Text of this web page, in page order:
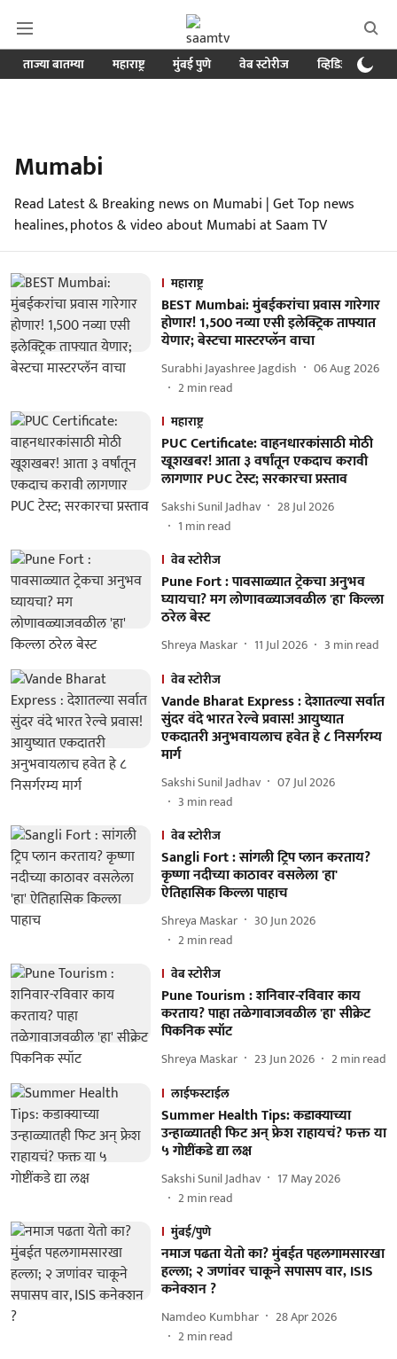
ताज्या बातम्या महाराष्ट्र मुंबई पुणे वेब स्टोरीज व्हिडिओ
Mumabi
Read Latest & Breaking news on Mumabi | Get Top news
healines, photos & video about Mumabi at Saam TV
महाराष्ट्र
BEST Mumbai: मुंबईकरांचा प्रवास गारेगार
होणार! 1,500 नव्या एसी इलेक्ट्रिक ताफ्यात
येणार; बेस्टचा मास्टरप्लॅन वाचा
Surabhi Jayashree Jagdish
06 Aug 2026
2min read
महाराष्ट्र
PUC Certificate: वाहनधारकांसाठी मोठी
खूशखबर! आता ३ वर्षांतून एकदाच करावी
लागणार PUC टेस्ट; सरकारचा प्रस्ताव
Sakshi Sunil Jadhav
28 Jul 2026
1 min read
वेब स्टोरीज
Pune Fort : पावसाळ्यात ट्रेकचा अनुभव
घ्यायचा? मग लोणावळ्याजवळील 'हा' किल्ला
ठरेल बेस्ट
Shreya Maskar 11 Jul 2026 3 min read
वेब स्टोरीज
Vande Bharat Express : देशातल्या सर्वात
सुंदर वंदे भारत रेल्वे प्रवास! आयुष्यात
एकदातरी अनुभवायलाच हवेत हे ८ निसर्गरम्य
मार्ग
Sakshi Sunil Jadhav
07 Jul 2026
3 min read
वेब स्टोरीज
Sangli Fort : सांगली ट्रिप प्लान करताय?
कृष्णा नदीच्या काठावर वसलेला 'हा'
ऐतिहासिक किल्ला पाहाच
Shreya Maskar
30 Jun 2026
2min read
वेब स्टोरीज
Pune Tourism : शनिवार-रविवार काय
करताय? पाहा तळेगावाजवळील 'हा' सीक्रेट
पिकनिक स्पॉट
Shreya Maskar 23 Jun 2026 2min read
लाईफस्टाईल
Summer Health Tips: कडाक्याच्या
उन्हाळ्यातही फिट अन् फ्रेश राहायचं? फक्त या
५ गोष्टींकडे द्या लक्ष
Sakshi Sunil Jadhav
17 May 2026
2min read
मुंबई/पुणे
नमाज पढता येतो का? मुंबईत पहलगामसारखा
हल्ला; २ जणांवर चाकूने सपासप वार, ISIS
कनेक्शन ?
Namdeo Kumbhar
28 Apr 2026
2min read